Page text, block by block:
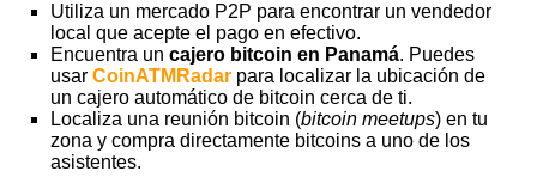
Utiliza un mercado P2P para encontrar un vendedor
local que acepte el pago en efectivo.
Encuentra uncajero bitcoin en Panamá. Puedes
usarCoinATMRadar para localizar la ubicación de
un cajero automático de bitcoin cerca de ti.
Localiza una reunión bitcoin (bitcoin meetups) en tu
zona y compra directamente bitcoins a uno de los
asistentes.